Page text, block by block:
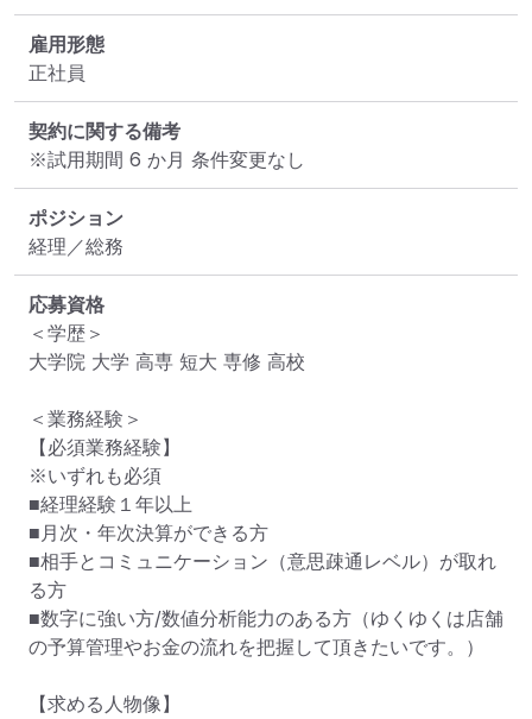
雇用形態
正社員
契約に関する備考
※試用期間 6 か月 条件変更なし
ポジション
経理／総務
応募資格
＜学歴＞
大学院 大学 高専 短大 専修 高校
＜業務経験＞
【必須業務経験】
※いずれも必須
■経理経験１年以上
■月次・年次決算ができる方
■相手とコミュニケーション（意思疎通レベル）が取れ
る方
■数字に強い方/数値分析能力のある方（ゆくゆくは店舗
の予算管理やお金の流れを把握して頂きたいです。）
【求める人物像】